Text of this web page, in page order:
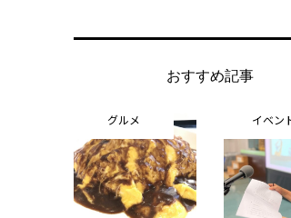
おすすめ記事
グルメ イベン